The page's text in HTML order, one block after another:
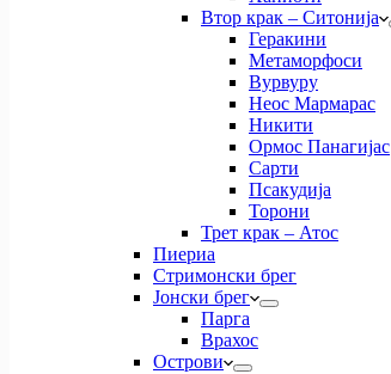
Втор крак – Ситонија
Геракини
Метаморфоси
Вурвуру
Неос Мармарас
Никити
Ормос Панагијас
Сарти
Псакудија
Торони
Трет крак – Атос
Пиериа
Стримонски брег
Јонски брег
Парга
Врахос
Острови